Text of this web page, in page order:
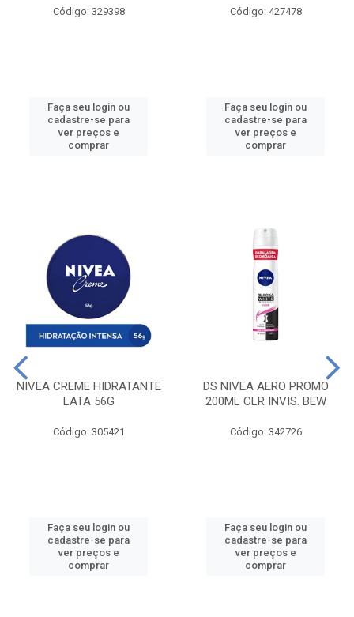
Código: 329398
Faça seu login ou
cadastre-se para
ver preços e
comprar
Código: 427478
Faça seu login ou
cadastre-se para
ver preços e
comprar
NIVEA CREME HIDRATANTE
LATA 56G
Código: 305421
Faça seu login ou
cadastre-se para
ver preços e
comprar
DS NIVEA AERO PROMO
200ML CLR INVIS. BEW
Código: 342726
Faça seu login ou
cadastre-se para
ver preços e
comprar